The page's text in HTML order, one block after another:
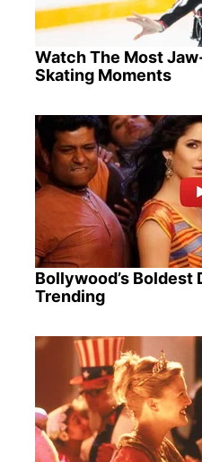
Watch The Most
Skating Moments
Bollywood’s Boldest
Trending